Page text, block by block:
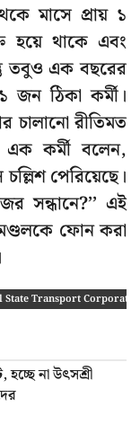
মাসে প্রায় ১
হয়ে থাকে এবং
তবুও এক বছরের
জন ঠিকা কর্মী।
চালানো রীতিমত
এক কর্মী বলেন,
পেরিয়েছে।
সন্ধানে?’’ এই
মণ্ডলকে ফোন করা
State Transport
হচ্ছে না উৎসশ্রী